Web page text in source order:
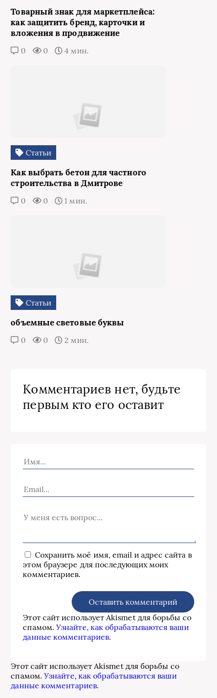
Товарный знак для маркетплейса:
как защитить бренд, карточки и
вложения в продвижение
0 0 4 мин.
Статьи
Как выбрать бетон для частного
строительства в Дмитрове
0 0 1 мин.
Статьи
объемные световые буквы
0 0 2 мин.
Комментариев нет, будьте
первым кто его оставит
Сохранить моё имя, email и адрес сайта в
этом браузере для последующих моих
комментариев.
Этот сайт использует Akismet для борьбы со
спамом.Узнайте, как обрабатываются ваши
данные комментариев.
Этот сайт использует Akismet для борьбы со
спамом.Узнайте, как обрабатываются ваши
данные комментариев.